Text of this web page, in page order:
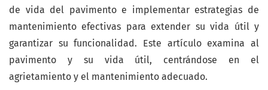
de vida del pavimento e implementar estrategias de
mantenimiento efectivas para extender su vida útil y
garantizar su funcionalidad. Este artículo examina al
pavimento y su vida útil, centrándose en el
agrietamiento y el mantenimiento adecuado.